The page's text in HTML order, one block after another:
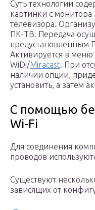
Суть технологии
картинки с
телевизора.
ПК-ТВ. Передача
предустановленным
Активируется в
WiDi/Miracast. При
наличии опции,
установить, а затем
С помощью
Wi-Fi
Для соединения
проводов
Существуют
зависящих от